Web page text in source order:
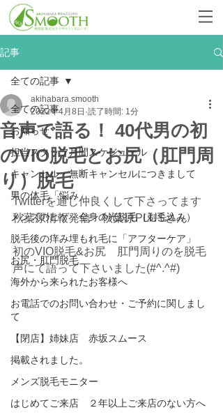
記事
全ての記事
お知らせ
担当スタッフ月間スケジュール
キャンセル・無断キャンセルにつきまして
男の体毛「悩み」
メンズのヒゲ・全身の光脱毛（剃毛込み）
脱毛後の痒み埋もれ毛に「アフターケア」
お尻・肛門脱毛
海外から来られたお客様へ
お電話でのお問い合わせ・ご予約に関しまし
て
【閉店】姉妹店 赤坂スムース
掲載されました。
メンズ脱毛モニター
はじめてご来店 ２年以上ご来店のない方へ
全ての記事
音声で語る！ 40代男の初
のVIO脱毛とお尻（肛門周
り）脱毛
akihabara.smooth
2022年4月8日 読了時間: 1分
Twitterを通じ仲良くして下さってます
秋葉原情報発信　秋葉原PLUSさん
初のVIO脱毛&お尻　肛門周りのを脱毛
声にて語って下さいました(#^.^#)